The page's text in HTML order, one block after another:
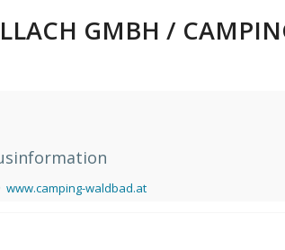
GMBH /
www.camping-waldbad.at